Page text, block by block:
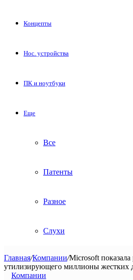
Концепты
Нос. устройства
ПК и ноутбуки
Еще
Все
Патенты
Разное
Слухи
Главная/Компании/Microsoft показала
утилизирующего миллионы жестких
Компании